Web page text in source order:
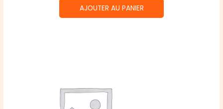
AJOUTER AU PANIER